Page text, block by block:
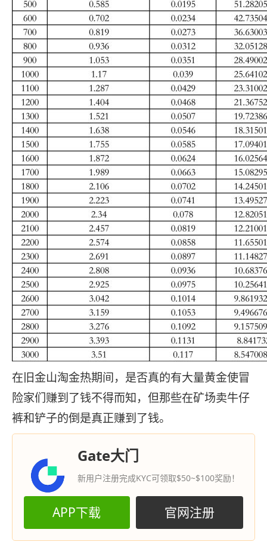
在旧金山淘金热期间，是否真的有大量黄金使冒
险家们赚到了钱不得而知，但那些在矿场卖牛仔
裤和铲子的倒是真正赚到了钱。
Gate大门
新用户注册完成KYC可领取$50~$100奖励！
APP下载 官网注册